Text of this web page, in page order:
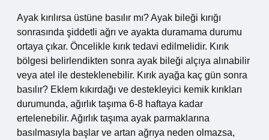
Ayak kırılırsa üstüne basılır mı? Ayak bileği kırığı
sonrasında şiddetli ağrı ve ayakta duramama durumu
ortaya çıkar. Öncelikle kırık tedavi edilmelidir. Kırık
bölgesi belirlendikten sonra ayak bileği alçıya alınabilir
veya atel ile desteklenebilir. Kırık ayağa kaç gün sonra
basılır? Eklem kıkırdağı ve destekleyici kemik kırıkları
durumunda, ağırlık taşıma 6-8 haftaya kadar
ertelenebilir. Ağırlık taşıma ayak parmaklarına
basılmasıyla başlar ve artan ağrıya neden olmazsa,